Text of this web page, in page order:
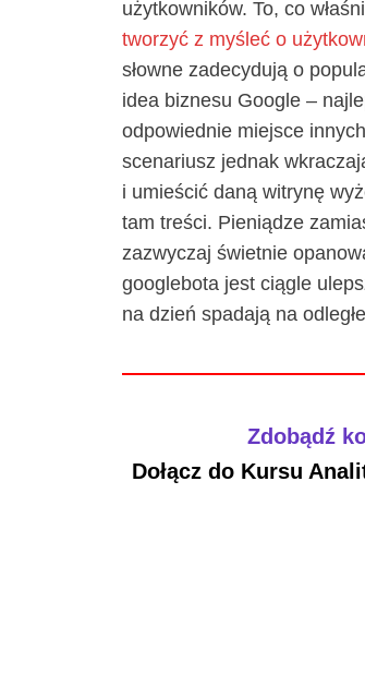
użytkowników. To, co
tworzyć z myśleć o
słowne zadecydują o
idea biznesu Google –
odpowiednie miejsce
scenariusz jednak
i umieścić daną witrynę
tam treści. Pieniądze
zazwyczaj świetnie
googlebota jest ciągle
na dzień spadają na
Zdobądź
Dołącz do Kursu